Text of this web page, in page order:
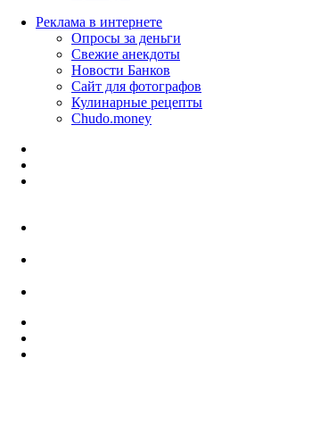
Реклама в интернете
Опросы за деньги
Свежие анекдоты
Новости Банков
Сайт для фотографов
Кулинарные рецепты
Chudo.money